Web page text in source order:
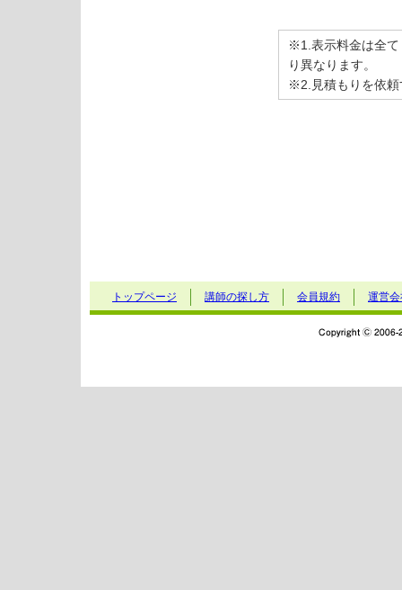
※1.表示料金は全て
り異なります。
※2.見積もりを依頼
トップページ 講師の探し方 会員規約 運営